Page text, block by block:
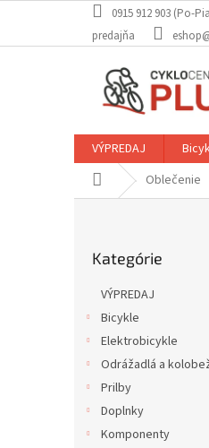
obsah
0915 912 903 (Po-
predajňa
VÝPREDAJ
Domov Oblečenie
kategórie
Kategórie
VÝPREDAJ
Bicykle
Elektrobicykle
Odrážadlá a
Prilby
Doplnky
Komponenty